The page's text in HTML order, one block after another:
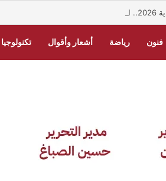
فنون رياضة أشعار وأقوال